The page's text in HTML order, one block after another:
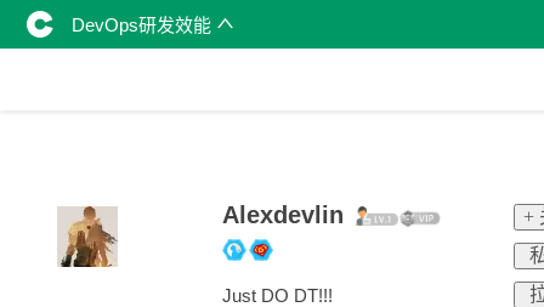
DevOps研发效能
Alexdevlin
Just DO DT!!!
+